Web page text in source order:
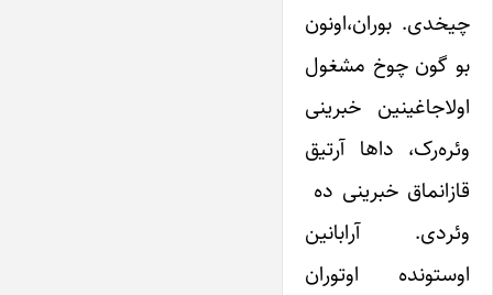
چیخدی. بوران،اونون
بو گون چوخ مشغول
اولاجاغینین خبرینی
وئره‌رک، داها آرتیق
قازانماق خبرینی ده
وئردی. آرابانین
اوستونده اوتوران